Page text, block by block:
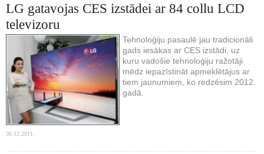
LG gatavojas CES izstādei ar 84 collu LCD
televizoru
Tehnoloģiju pasaulē jau tradicionāli
gads iesākas ar CES izstādi, uz
kuru vadošie tehnoloģiju ražotāji
mēdz iepazīstināt apmeklētājus ar
tiem jaunumiem, ko redzēsim 2012.
gadā.
30.12.2011.